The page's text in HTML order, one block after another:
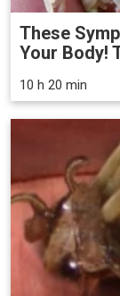
These
Your Body!
10 h 20 min